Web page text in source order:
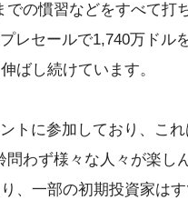
の慣習などをすべて打
レセールで1,740万ドル
ばし続けています。
トに参加しており、こ
わず様々な人々が楽し
、一部の初期投資家は